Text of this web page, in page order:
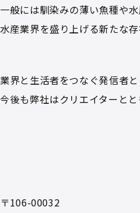
一般には馴染みの薄い魚種や
水産業界を盛り上げる新たな
業界と生活者をつなぐ発信者
今後も弊社はクリエイターと
〒106-00032